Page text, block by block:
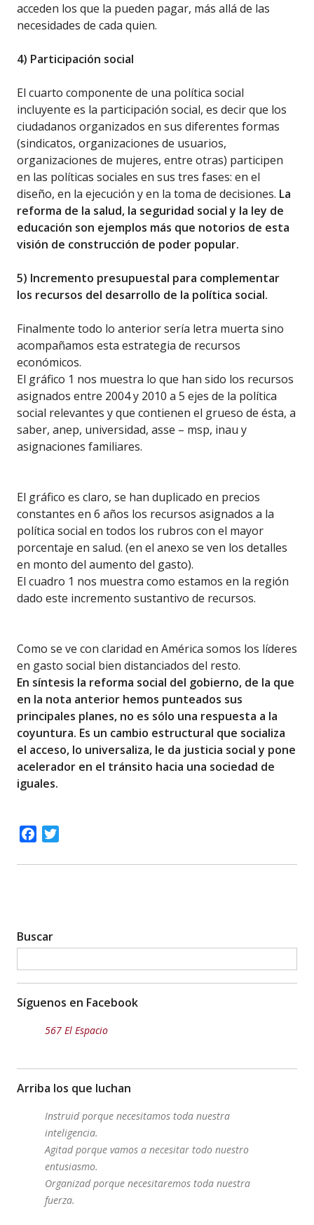
acceden los que la pueden pagar, más allá de las
necesidades de cada quien.
4) Participación social
El cuarto componente de una política social
incluyente es la participación social, es decir que los
ciudadanos organizados en sus diferentes formas
(sindicatos, organizaciones de usuarios,
organizaciones de mujeres, entre otras) participen
en las políticas sociales en sus tres fases: en el
diseño, en la ejecución y en la toma de decisiones. La
reforma de la salud, la seguridad social y la ley de
educación son ejemplos más que notorios de esta
visión de construcción de poder popular.
5) Incremento presupuestal para complementar
los recursos del desarrollo de la política social.
Finalmente todo lo anterior sería letra muerta sino
acompañamos esta estrategia de recursos
económicos.
El gráfico 1 nos muestra lo que han sido los recursos
asignados entre 2004 y 2010 a 5 ejes de la política
social relevantes y que contienen el grueso de ésta, a
saber, anep, universidad, asse – msp, inau y
asignaciones familiares.
El gráfico es claro, se han duplicado en precios
constantes en 6 años los recursos asignados a la
política social en todos los rubros con el mayor
porcentaje en salud. (en el anexo se ven los detalles
en monto del aumento del gasto).
El cuadro 1 nos muestra como estamos en la región
dado este incremento sustantivo de recursos.
Como se ve con claridad en América somos los líderes
en gasto social bien distanciados del resto.
En síntesis la reforma social del gobierno, de la que
en la nota anterior hemos punteados sus
principales planes, no es sólo una respuesta a la
coyuntura. Es un cambio estructural que socializa
el acceso, lo universaliza, le da justicia social y pone
acelerador en el tránsito hacia una sociedad de
iguales.
Facebook
Buscar
Síguenos en Facebook
567 El Espacio
Arriba los que luchan
Instruid porque necesitamos toda nuestra
inteligencia.
Agitad porque vamos a necesitar todo nuestro
entusiasmo.
Organizad porque necesitaremos toda nuestra
fuerza.